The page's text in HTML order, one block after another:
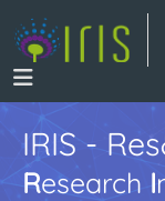
IRIS -
Research I